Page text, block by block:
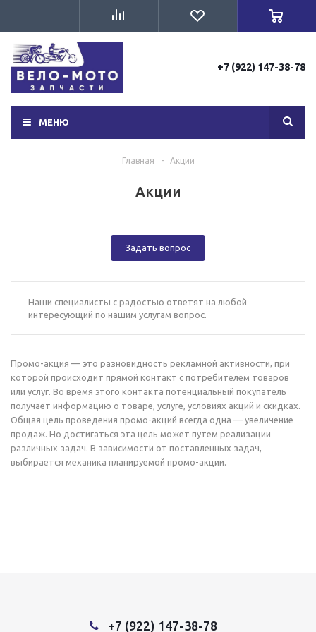
+7 (922) 147-38-78
МЕНЮ
Главная - Акции
Акции
Задать вопрос
Наши специалисты с радостью ответят на любой
интересующий по нашим услугам вопрос.
Промо-акция — это разновидность рекламной активности, при
которой происходит прямой контакт с потребителем товаров
или услуг. Во время этого контакта потенциальный покупатель
получает информацию о товаре, услуге, условиях акций и скидках.
Общая цель проведения промо-акций всегда одна — увеличение
продаж. Но достигаться эта цель может путем реализации
различных задач. В зависимости от поставленных задач,
выбирается механика планируемой промо-акции.
+7 (922) 147-38-78